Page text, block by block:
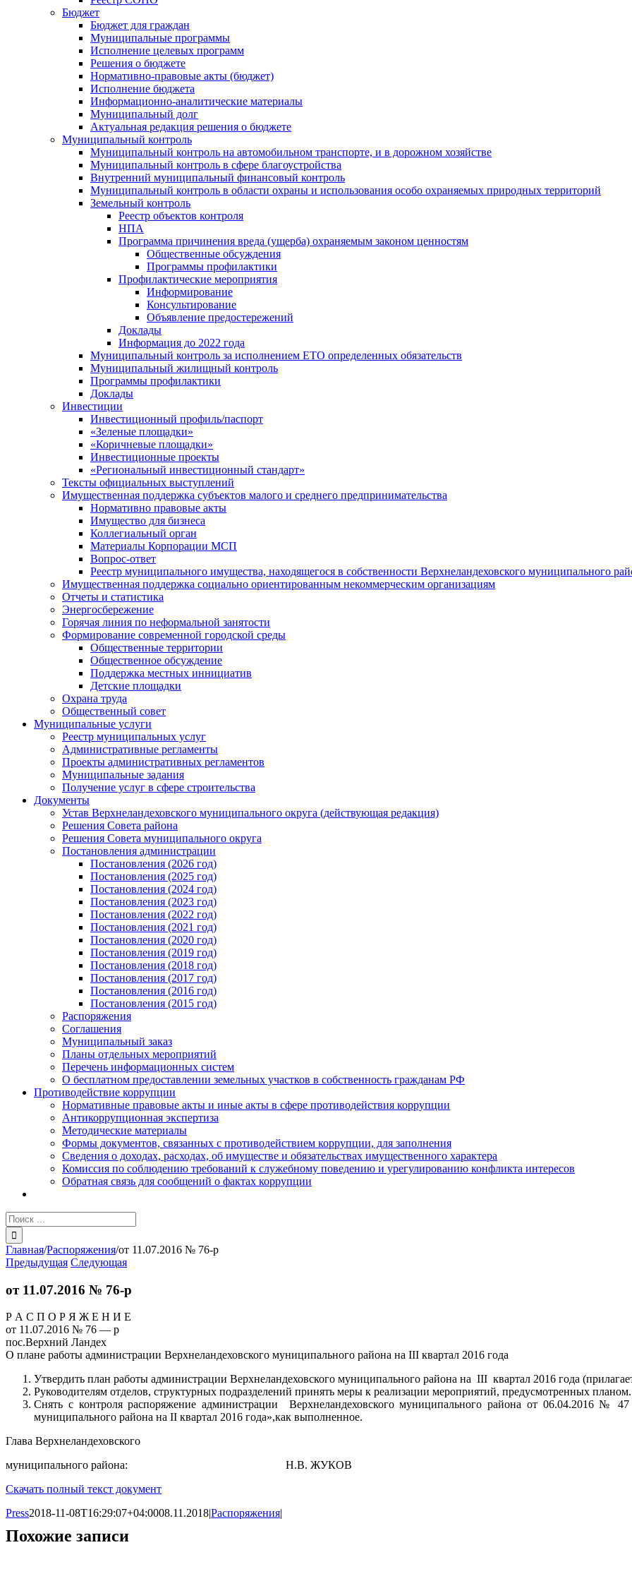
Бюджет
Бюджет для граждан
Муниципальные программы
Исполнение целевых программ
Решения о бюджете
Нормативно-правовые акты (бюджет)
Исполнение бюджета
Информационно-аналитические материалы
Муниципальный долг
Актуальная редакция решения о бюджете
Муниципальный контроль
Муниципальный контроль на автомобильном транспорте, и в дорожном хозяйстве
Муниципальный контроль в сфере благоустройства
Внутренний муниципальный финансовый контроль
Муниципальный контроль в области охраны и использования особо охраняемых природных территорий
Земельный контроль
Реестр объектов контроля
НПА
Программа причинения вреда (ущерба) охраняемым законом ценностям
Общественные обсуждения
Программы профилактики
Профилактические мероприятия
Информирование
Консультирование
Объявление предостережений
Доклады
Информация до 2022 года
Муниципальный контроль за исполнением ЕТО определенных обязательств
Муниципальный жилищный контроль
Программы профилактики
Доклады
Инвестиции
Инвестиционный профиль/паспорт
«Зеленые площадки»
«Коричневые площадки»
Инвестиционные проекты
«Региональный инвестиционный стандарт»
Тексты официальных выступлений
Имущественная поддержка субъектов малого и среднего предпринимательства
Нормативно правовые акты
Имущество для бизнеса
Коллегиальный орган
Материалы Корпорации МСП
Вопрос-ответ
Реестр муниципального имущества, находящегося в собственности Верхнеландеховского муниципального
Имущественная поддержка социально ориентированным некоммерческим организациям
Отчеты и статистика
Энергосбережение
Горячая линия по неформальной занятости
Формирование современной городской среды
Общественные территории
Общественное обсуждение
Поддержка местных иннициатив
Детские площадки
Охрана труда
Общественный совет
Муниципальные услуги
Реестр муниципальных услуг
Административные регламенты
Проекты административных регламентов
Муниципальные задания
Получение услуг в сфере строительства
Документы
Устав Верхнеландеховского муниципального округа (действующая редакция)
Решения Совета района
Решения Совета муниципального округа
Постановления администрации
Постановления (2026 год)
Постановления (2025 год)
Постановления (2024 год)
Постановления (2023 год)
Постановления (2022 год)
Постановления (2021 год)
Постановления (2020 год)
Постановления (2019 год)
Постановления (2018 год)
Постановления (2017 год)
Постановления (2016 год)
Постановления (2015 год)
Распоряжения
Соглашения
Муниципальный заказ
Планы отдельных мероприятий
Перечень информационных систем
О бесплатном предоставлении земельных участков в собственность гражданам РФ
Противодействие коррупции
Нормативные правовые акты и иные акты в сфере противодействия коррупции
Антикоррупционная экспертиза
Методические материалы
Формы документов, связанных с противодействием коррупции, для заполнения
Сведения о доходах, расходах, об имуществе и обязательствах имущественного характера
Комиссия по соблюдению требований к служебному поведению и урегулированию конфликта интересов
Обратная связь для сообщений о фактах коррупции
Результат
поиска:
Главная/Распоряжения/от 11.07.2016 № 76-р
Предыдущая Следующая
от 11.07.2016 № 76-р
Р А С П О Р Я Ж Е Н И Е
от 11.07.2016 № 76 — р
пос.Верхний Ландех
О плане работы администрации Верхнеландеховского муниципального района на III квартал 2016 года
Утвердить план работы администрации Верхнеландеховского муниципального района на III квартал 2016 года
Руководителям отделов, структурных подразделений принять меры к реализации мероприятий, предусмотренных планом.
Снять с контроля распоряжение администрации Верхнеландеховского муниципального района от 06.04.2016 №
муниципального района на II квартал 2016 года»,как выполненное.
Глава Верхнеландеховского
муниципального района: Н.В. ЖУКОВ
Скачать полный текст документ
Press2018-11-08T16:29:07+04:0008.11.2018|Распоряжения|
Похожие записи